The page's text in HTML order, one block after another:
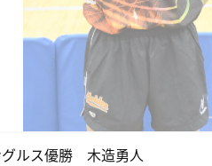
ルス優勝 木造勇人